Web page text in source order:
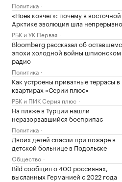
Политика
«Ноев ковчег»: почему в восточной
Арктике эволюция шла непрерывно
РБК и УК Первая
Bloomberg рассказал об
эпохи холодной войны шпионском
радио
Политика
Как устроены приватные террасы в
квартирах «Серии плюс»
РБК и ПИК Серия плюс
На пляже в Турции нашли
неразорвавшийся боеприпас
Политика
Двоих детей спасли при пожаре в
детской больнице в Подольске
Общество
Bild сообщил о 400 россиянах,
высланных Германией с 2022 года